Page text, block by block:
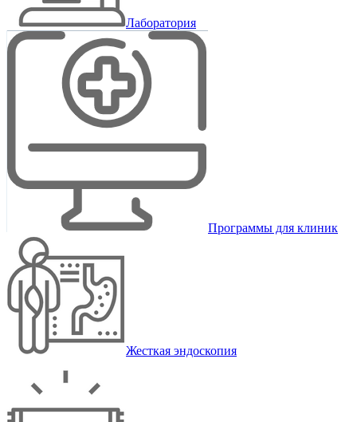
Лаборатория
Программы для клиник
Жесткая эндоскопия